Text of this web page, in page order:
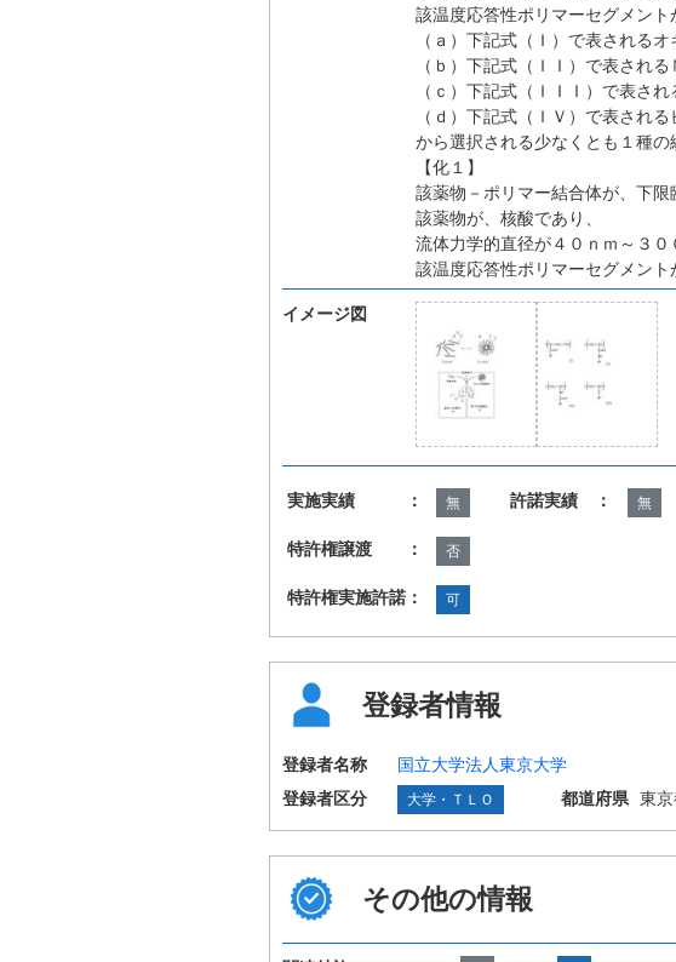
該温度応答性ポリマーセグメント
（ａ）下記式（Ｉ）で表される
（ｂ）下記式（ＩＩ）で表され
（ｃ）下記式（ＩＩＩ）で表さ
（ｄ）下記式（ＩＶ）で表され
から選択される少なくとも１種の
【化１】
該薬物－ポリマー結合体が、下限
該薬物が、核酸であり、
流体力学的直径が４０ｎｍ～３０
該温度応答性ポリマーセグメント
イメージ図
実施実績 ： 無 許諾実績 ： 無
特許権譲渡 ： 否
特許権実施許諾： 可
登録者情報
登録者名称
国立大学法人東京大学
登録者区分
大学・ＴＬＯ 都道府県 東
その他の情報